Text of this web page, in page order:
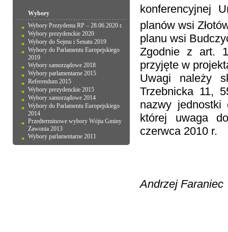
Wybory
Wybory Prezydenta RP – 28.06.2020 r.
Wybory prezydenckie 2020
Wybory do Sejmu i Senatu 2019
Wybory do Parlamentu Europejskiego
2019
Wybory samorządowe 2018
Wybory parlamentarne 2015
Referendum 2015
Wybory prezydenckie 2015
Wybory samorządowe 2014
Wybory do Parlamentu Europejskiego
2014
Przedterminowe wybory Wójta Gminy
Zawonia 2013
Wybory parlamentarne 2011
konferencyjnej
planów wsi
planu wsi
Zgodnie z art.
przyjęte w
Uwagi należy
Trzebnicka 11,
nazwy jednostki
której uwaga
czerwca 2010 r.
Andrzej Faraniec